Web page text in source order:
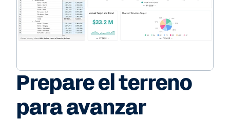
Prepare el terreno
para avanzar